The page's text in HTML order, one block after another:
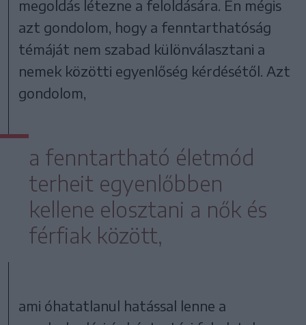
megoldás létezne a feloldására. Én mégis
azt gondolom, hogy a fenntarthatóság
témáját nem szabad különválasztani a
nemek közötti egyenlőség kérdésétől. Azt
gondolom,
a fenntartható életmód
terheit egyenlőbben
kellene elosztani a nők és
férfiak között,
ami óhatatlanul hatással lenne a